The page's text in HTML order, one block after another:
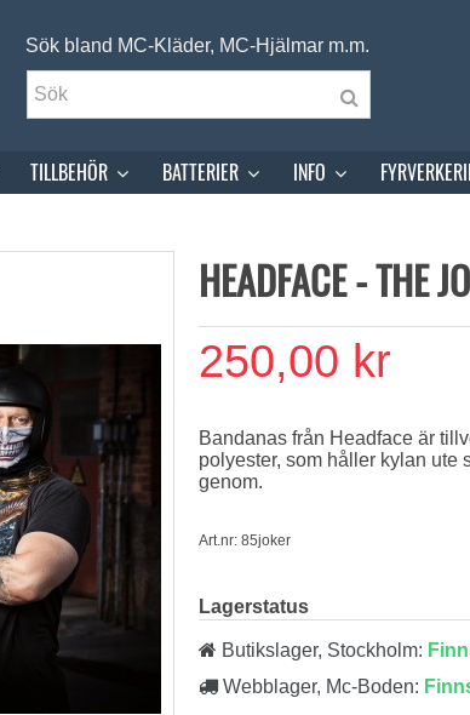
Sök bland MC-Kläder, MC-Hjälmar m.m.
TILLBEHÖR BATTERIER INFO
HEADFACE - THE
250,00 kr
Bandanas från Headface är
polyester, som håller kylan ute
genom.
Art.nr: 85joker
Lagerstatus
Butikslager, Stockholm:
Webblager, Mc-Boden: